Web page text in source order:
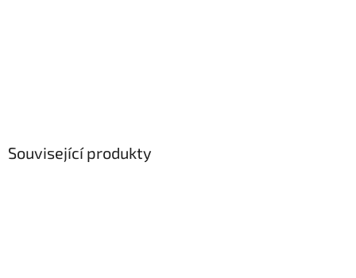
Související produkty